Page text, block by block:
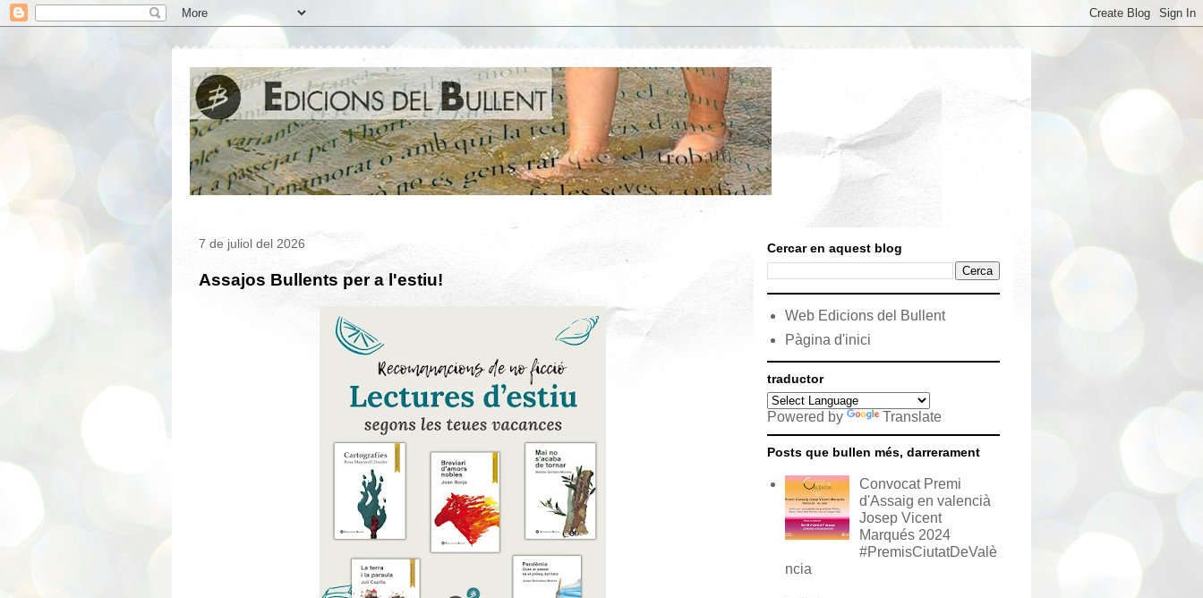
7 de juliol del 2026
Assajos Bullents per a l'estiu!
Cercar en aquest blog
Web Edicions del Bullent
Pàgina d'inici
traductor
Powered by Translate
Posts que bullen més, darrerament
Convocat Premi
d'Assaig en valencià
Josep Vicent
Marqués 2024
#PremisCiutatDeValè
ncia